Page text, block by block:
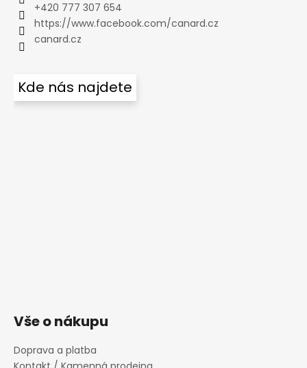
+420 777 307 654
https://www.facebook.com/canard.cz
canard.cz
Kde nás najdete
Vše o nákupu
Doprava a platba